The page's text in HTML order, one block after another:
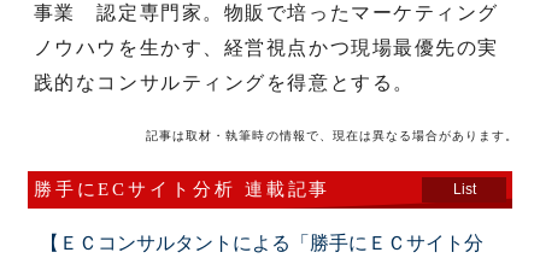
事業 認定専門家。物販で培ったマーケティング
ノウハウを生かす、経営視点かつ現場最優先の実
践的なコンサルティングを得意とする。
記事は取材・執筆時の情報で、現在は異なる場合があります。
勝手にECサイト分析 連載記事 List
【ＥＣコンサルタントによる「勝手にＥＣサイト分